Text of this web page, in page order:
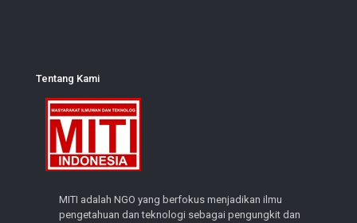
Tentang Kami
MITI adalah NGO yang berfokus menjadikan ilmu
pengetahuan dan teknologi sebagai pengungkit dan